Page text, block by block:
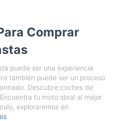
Comprar
puede ser una experiencia
también puede ser un proceso
Descubre coches de
tu moto ideal al mejor
exploraremos en